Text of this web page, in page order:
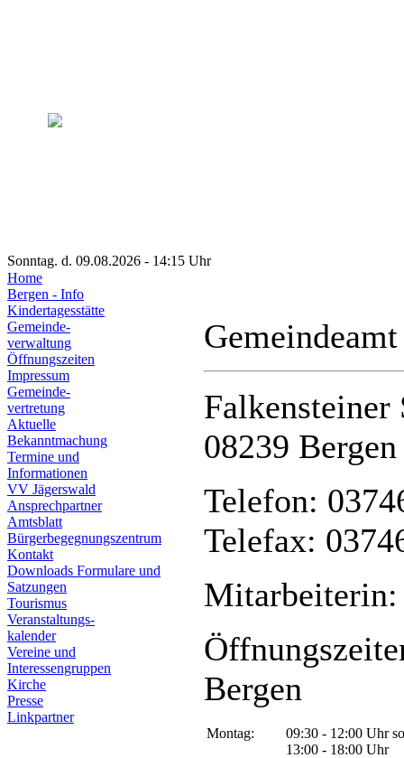
Sonntag. d. 09.08.2026 - 14:15 Uhr
Home
Bergen - Info
Kindertagesstätte
Gemeinde-
verwaltung
Öffnungszeiten
Impressum
Gemeinde-
vertretung
Aktuelle
Bekanntmachung
Termine und
Informationen
VV Jägerswald
Ansprechpartner
Amtsblatt
Bürgerbegegnungszentrum
Kontakt
Downloads Formulare und
Satzungen
Tourismus
Veranstaltungs-
kalender
Vereine und
Interessen­gruppen
Kirche
Presse
Linkpartner
Falkensteiner
08239 Bergen
Telefon:
Telefax:
Mitarbeiterin:
Bergen
Montag:
09:30 - 12:00 Uhr
13:00 - 18:00 Uhr